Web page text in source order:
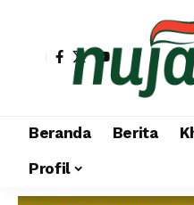
Beranda Berita
Profil